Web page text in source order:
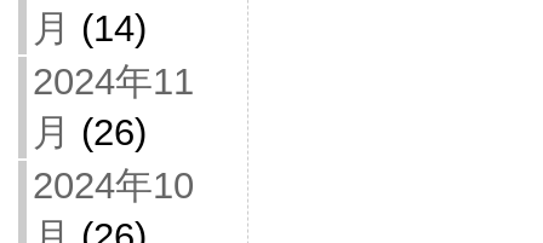
月 (14)
2024年11
月 (26)
2024年10